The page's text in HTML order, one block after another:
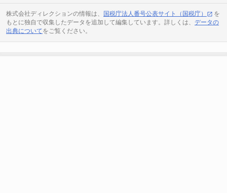
株式会社ディレクションの情報は、 国税庁法人番号公表サイト（国税庁）
を
もとに独自で収集したデータを追加して編集しています。詳しくは、 データの
出典についてをご覧ください。